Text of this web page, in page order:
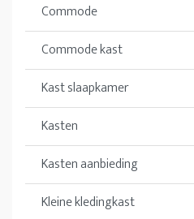
Commode
Commode kast
Kast slaapkamer
Kasten
Kasten aanbieding
Kleine kledingkast